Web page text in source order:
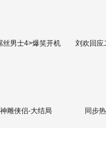
丝男士4>爆笑开机 刘欢回应
神雕侠侣-大结局 同步